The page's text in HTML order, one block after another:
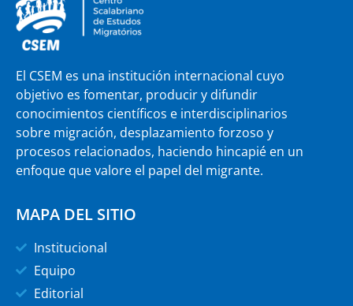
El CSEM es una institución internacional cuyo
objetivo es fomentar, producir y difundir
conocimientos científicos e interdisciplinarios
sobre migración, desplazamiento forzoso y
procesos relacionados, haciendo hincapié en un
enfoque que valore el papel del migrante.
MAPA DEL SITIO
Institucional
Equipo
Editorial